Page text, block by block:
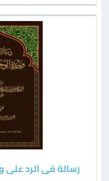
رسالة فی الرد علی